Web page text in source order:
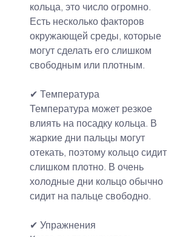
кольца, это число огромно.
Есть несколько факторов
окружающей среды, которые
могут сделать его слишком
свободным или плотным.
✔ Температура
Температура может резкое
влиять на посадку кольца. В
жаркие дни пальцы могут
отекать, поэтому кольцо сидит
слишком плотно. В очень
холодные дни кольцо обычно
сидит на пальце свободно.
✔ Упражнения